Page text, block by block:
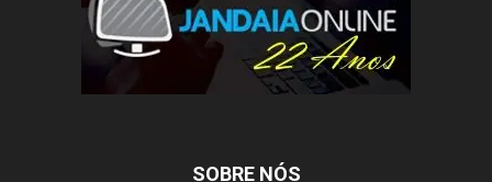
SOBRE NÓS